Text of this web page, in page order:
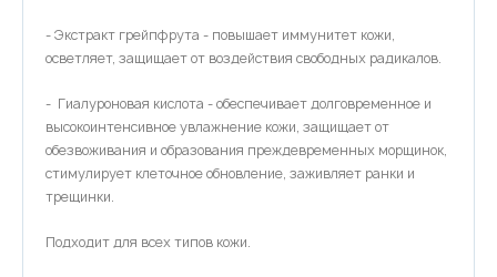
- Экстракт грейпфрута - повышает иммунитет кожи,
осветляет, защищает от воздействия свободных радикалов.
- Гиалуроновая кислота - обеспечивает долговременное и
высокоинтенсивное увлажнение кожи, защищает от
обезвоживания и образования преждевременных морщинок,
стимулирует клеточное обновление, заживляет ранки и
трещинки.
Подходит для всех типов кожи.